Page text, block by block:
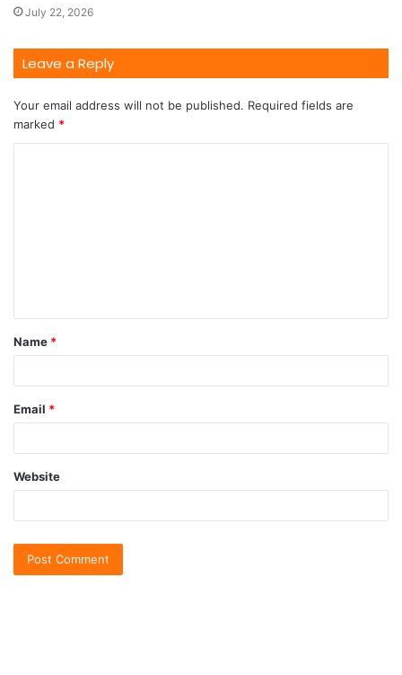
July 22, 2026
Leave a Reply
Your email address will not be published. Required fields are
marked *
Name *
Email *
Website